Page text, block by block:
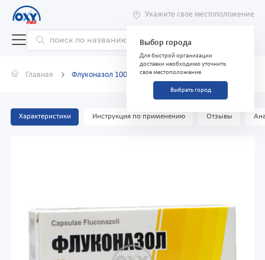
Укажите свое местоположение
Выбор города
Для быстрой организации
доставки необходимо уточнить
свое местоположение
Выбрать город
Главная Флуконазол 100 мг №7 капсулы
Характеристики Инструкция по применению Отзывы